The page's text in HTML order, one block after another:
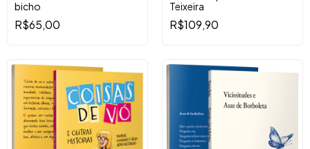
bicho
R$65,00
Teixeira
R$109,90